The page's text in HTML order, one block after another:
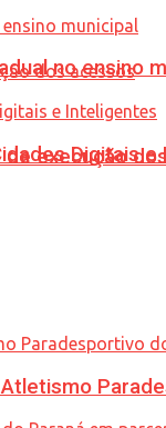
execução
no ensino
Digitais